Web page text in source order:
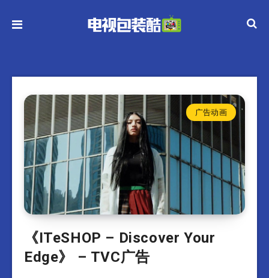
广告动画
《ITeSHOP – Discover Your
Edge》 – TVC广告